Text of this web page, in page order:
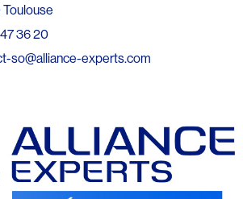
36 20
so@alliance-experts.com